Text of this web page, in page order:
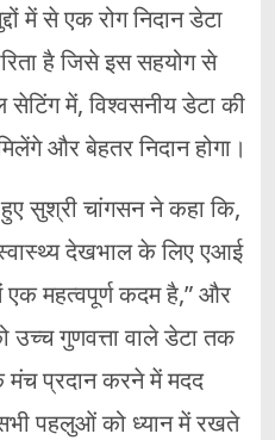
में से एक रोग निदान डेटा
है जिसे इस सहयोग से
सेटिंग में, विश्वसनीय डेटा की
और बेहतर निदान होगा।
सुश्री चांगसन ने कहा कि,
देखभाल के लिए एआई
महत्वपूर्ण कदम है,” और
उच्च गुणवत्ता वाले डेटा तक
प्रदान करने में मदद
पहलुओं को ध्यान में रखते